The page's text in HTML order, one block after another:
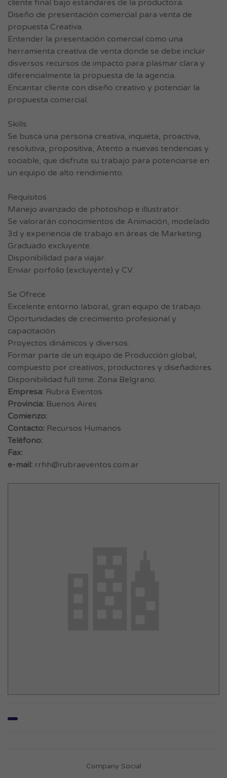
cliente final bajo estándares de la productora.
Diseño de presentación comercial para venta de
propuesta Creativa.
Entender la presentación comercial como una
herramienta creativa de venta donde se debe incluir
disversos recursos de impacto para plasmar clara y
diferencialmente la propuesta de la agencia.
Encantar cliente con diseño creativo y potenciar la
propuesta comercial.
Skills
Se busca una persona creativa, inquieta, proactiva,
resolutiva, propositiva, Atento a nuevas tendencias y
sociable, que disfrute su trabajo para potenciarse en
un equipo de alto rendimiento.
Requisitos
Manejo avanzado de photoshop e illustrator.
Se valorarán conocimientos de Animación, modelado
3d y experiencia de trabajo en áreas de Marketing.
Graduado excluyente.
Disponibilidad para viajar.
Enviar porfolio (excluyente) y CV.
Se Ofrece
Excelente entorno laboral, gran equipo de trabajo.
Oportunidades de crecimiento profesional y
capacitación.
Proyectos dinámicos y diversos.
Formar parte de un equipo de Producción global,
compuesto por creativos, productores y diseñadores.
Disponibilidad full time. Zona Belgrano.
Empresa: Rubra Eventos
Provincia: Buenos Aires
Comienzo:
Contacto: Recursos Humanos
Teléfono:
Fax:
e-mail: rrhh@rubraeventos.com.ar
Company Social